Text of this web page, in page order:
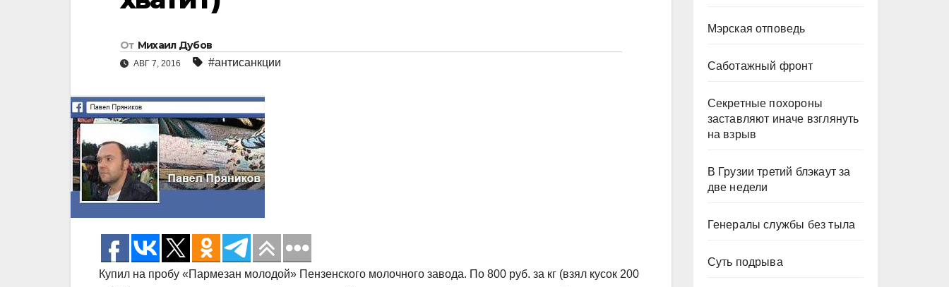
От Михаил Дубов
АВГ 7, 2016 #антисанкции
Купил на пробу «Пармезан молодой» Пензенского молочного завода. По 800 руб. за кг (взял кусок 200
Мэрская отповедь
Саботажный фронт
Секретные похороны
заставляют иначе взглянуть
на взрыв
В Грузии третий блэкаут за
две недели
Генералы службы без тыла
Суть подрыва